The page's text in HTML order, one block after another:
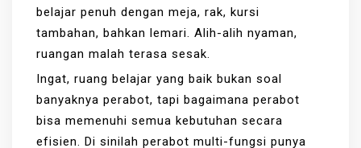
belajar penuh dengan meja, rak, kursi
tambahan, bahkan lemari. Alih-alih nyaman,
ruangan malah terasa sesak.
Ingat, ruang belajar yang baik bukan soal
banyaknya perabot, tapi bagaimana perabot
bisa memenuhi semua kebutuhan secara
efisien. Di sinilah perabot multi-fungsi punya